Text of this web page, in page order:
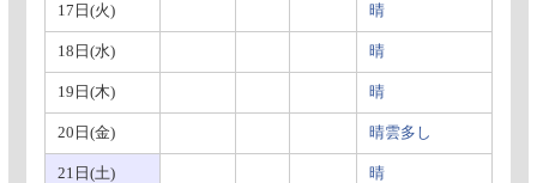
17日(火) 晴
18日(水) 晴
19日(木) 晴
20日(金) 晴雲多し
21日(土) 晴